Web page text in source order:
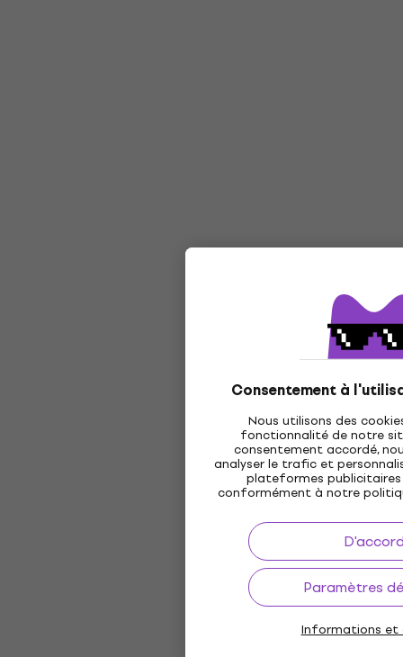
Consentement à
Nous utilisons des
fonctionnalité de notre
consentement accordé,
analyser le trafic et
plateformes
conformément à notre
Paramètres
Informations et